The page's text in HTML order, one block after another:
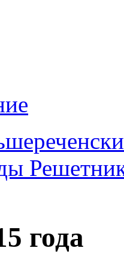
года